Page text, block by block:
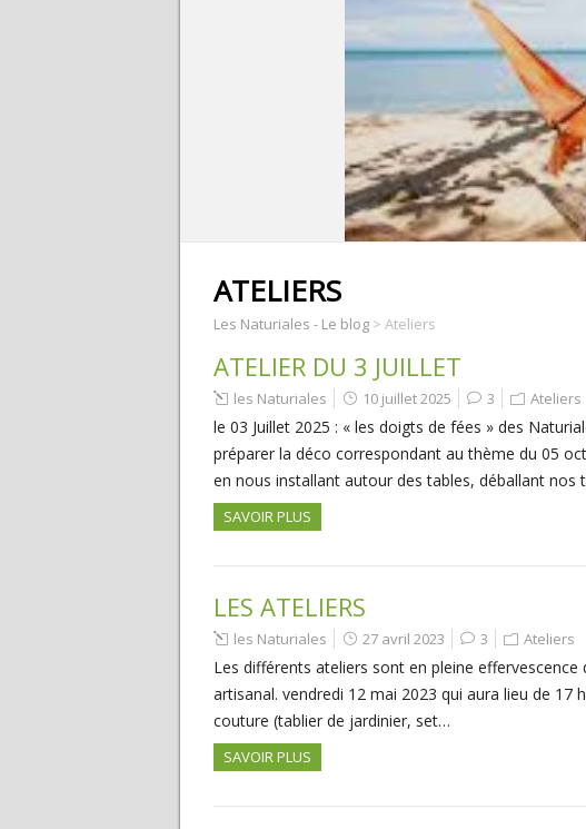
ATELIERS
Les Naturiales - Le blog > Ateliers
ATELIER DU 3 JUILLET
les Naturiales 10 juillet 2025 3 Ateliers
le 03 Juillet 2025 : « les doigts de fées » des
préparer la déco correspondant au thème du 05
en nous installant autour des tables, déballant nos
SAVOIR PLUS
LES ATELIERS
les Naturiales 27 avril 2023 3 Ateliers
Les différents ateliers sont en pleine
artisanal. vendredi 12 mai 2023 qui aura lieu de
couture (tablier de jardinier, set…
SAVOIR PLUS